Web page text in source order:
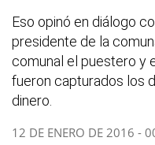
Eso opinó en diálogo
presidente de la
comunal el puestero y
fueron capturados los
dinero.
12 DE ENERO DE 2016 -